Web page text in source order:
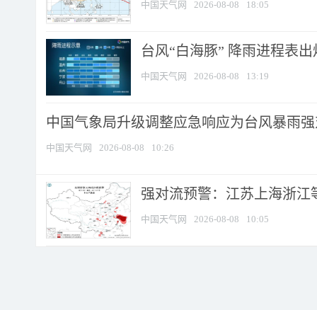
中国天气网 2026-08-08 18:05
台风“白海豚” 降雨进程表
中国天气网 2026-08-08 13:19
中国气象局升级调整应急响应为台风暴雨
中国天气网 2026-08-08 10:26
强对流预警：江苏上海浙江
中国天气网 2026-08-08 10:05